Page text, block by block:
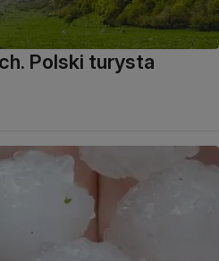
Polski turysta